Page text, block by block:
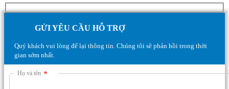
GỬI YÊU CẦU HỖ TRỢ
Quý khách vui lòng để lại thông tin. Chúng tôi sẽ phản hồi trong thời
gian sớm nhất.
Họ và tên *